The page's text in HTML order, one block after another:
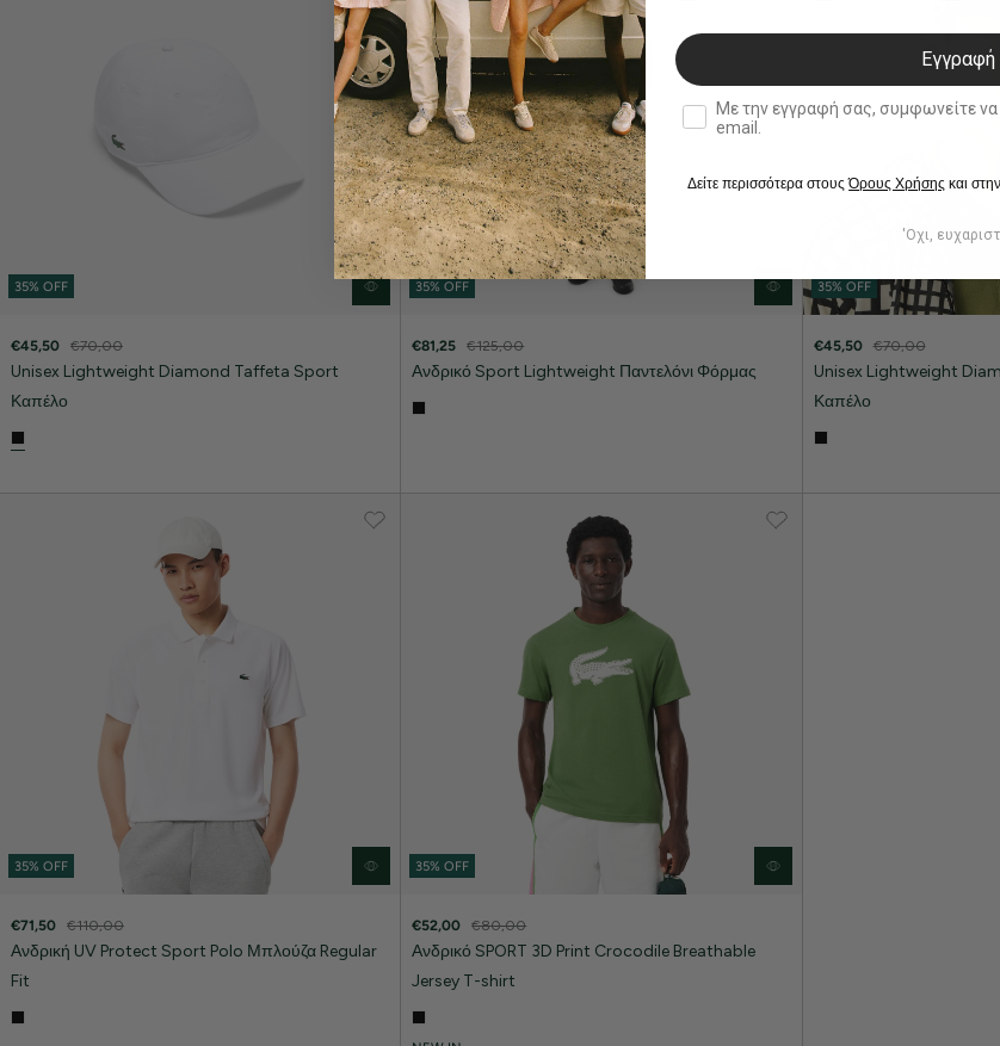
35% OFF
€45,50 €70,00
Unisex Lightweight Diamond Taffeta Sport
Καπέλο
35% OFF
€81,25 €125,00
Ανδρικό Sport Lightweight Παντελόνι Φόρμας
35% OFF
€45,50 €70,00
Unisex Lightweight
Καπέλο
35% OFF
€71,50 €110,00
Ανδρική UV Protect Sport Polo Μπλούζα Regular
Fit
35% OFF
€52,00 €80,00
Ανδρικό SPORT 3D Print Crocodile Breathable
Jersey T-shirt
Εγγραφή
double opt in
Με την εγγραφή σας, συμφωνείτε να
email.
Δείτε περισσότερα στουςΌρους Χρήσης και στην
'Οχι,